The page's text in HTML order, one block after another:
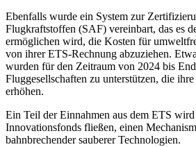
Ebenfalls wurde ein System zur
Flugkraftstoffen (SAF) vereinbart, das es
ermöglichen wird, die Kosten für
von ihrer ETS-Rechnung abzuziehen.
wurden für den Zeitraum von 2024 bis
Fluggesellschaften zu unterstützen, die
erhöhen.
Ein Teil der Einnahmen aus dem ETS
Innovationsfonds fließen, einen
bahnbrechender sauberer Technologien.